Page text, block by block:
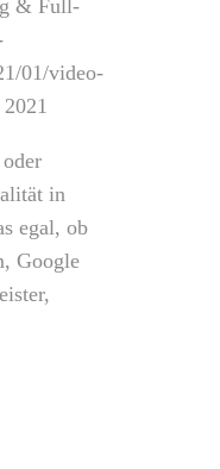
& Full-
01/video-
2021
in
egal, ob
Google